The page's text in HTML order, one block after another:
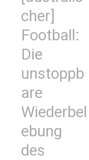
cher]
Football:
Die
unstoppb
are
Wiederbel
ebung
des